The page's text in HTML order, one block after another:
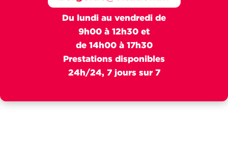
Du lundi au vendredi de
9h00 à 12h30 et
de 14h00 à 17h30
Prestations disponibles
24h/24, 7 jours sur 7